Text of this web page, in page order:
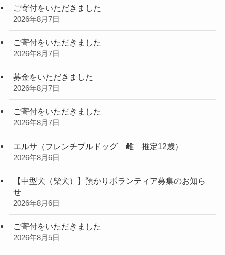
ご寄付をいただきました
2026年8月7日
ご寄付をいただきました
2026年8月7日
募金をいただきました
2026年8月7日
ご寄付をいただきました
2026年8月7日
エルサ（フレンチブルドッグ 雌 推定12歳）
2026年8月6日
【中型犬（柴犬）】預かりボランティア募集のお知ら
せ
2026年8月6日
ご寄付をいただきました
2026年8月5日